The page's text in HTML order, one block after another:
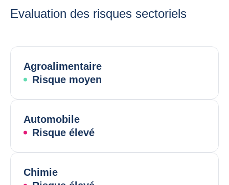
Evaluation des risques sectoriels
Agroalimentaire
Risque moyen
Automobile
Risque élevé
Chimie